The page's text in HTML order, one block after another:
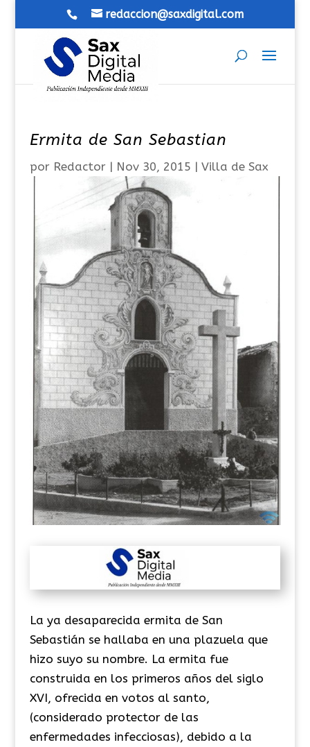
redaccion@saxdigital.com
Ermita de San Sebastian
por Redactor| Nov 30, 2015 | Villa de Sax
La ya desaparecida ermita de San
Sebastián se hallaba en una plazuela que
hizo suyo su nombre. La ermita fue
construida en los primeros años del siglo
XVI, ofrecida en votos al santo,
(considerado protector de las
enfermedades infecciosas), debido a la